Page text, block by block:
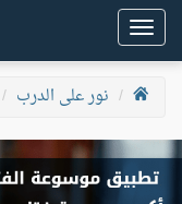
Toggle
navigation
نور على الدرب